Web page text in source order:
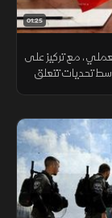
01:25
مع تركيز على
وسط تحديات تتعلق